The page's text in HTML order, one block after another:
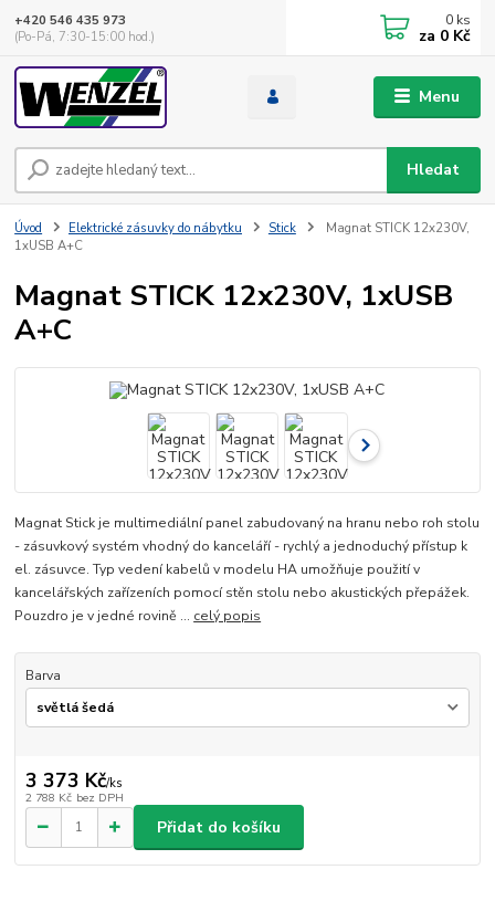
Menu
Hledat
+420 546 435 973
(Po-Pá, 7:30-15:00 hod.)
0 ks
za 0 Kč
Úvod Elektrické zásuvky do nábytku Stick
Magnat STICK 12x230V,
1xUSB A+C
Magnat STICK 12x230V, 1xUSB
A+C
Magnat Stick je multimediální panel zabudovaný na hranu nebo roh stolu
- zásuvkový systém vhodný do kanceláří - rychlý a jednoduchý přístup k
el. zásuvce. Typ vedení kabelů v modelu HA umožňuje použití v
kancelářských zařízeních pomocí stěn stolu nebo akustických přepážek.
Pouzdro je v jedné rovině ... celý popis
Barva
3 373 Kč/ks
2 788 Kč bez DPH
Přidat do košíku